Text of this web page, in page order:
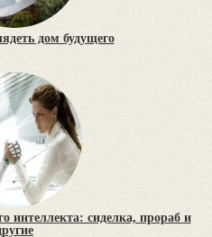
дом будущего
интеллекта: сиделка, прораб и